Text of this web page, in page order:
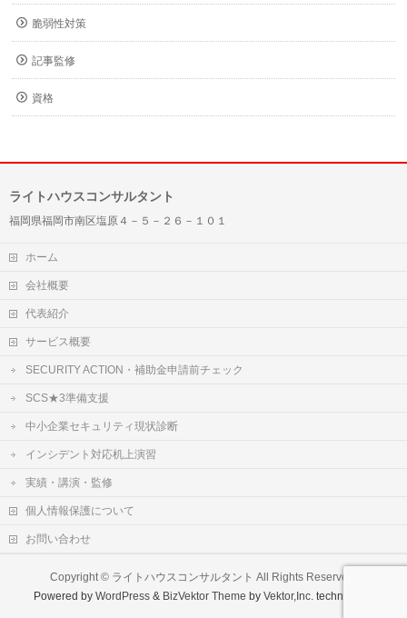
脆弱性対策
記事監修
資格
ライトハウスコンサルタント
福岡県福岡市南区塩原４－５－２６－１０１
ホーム
会社概要
代表紹介
サービス概要
SECURITY ACTION・補助金申請前チェック
SCS★3準備支援
中小企業セキュリティ現状診断
インシデント対応机上演習
実績・講演・監修
個人情報保護について
お問い合わせ
Copyright © ライトハウスコンサルタント All Rights Reserved.
Powered byWordPress & BizVektor Theme byVektor,Inc. technology.